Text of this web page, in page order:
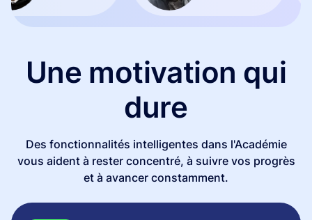
Une motivation qui
dure
Des fonctionnalités intelligentes dans l'Académie
vous aident à rester concentré, à suivre vos progrès
et à avancer constamment.